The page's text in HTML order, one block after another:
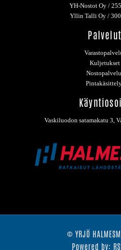
YH-Nostot Oy /
Yllin Talli Oy /
Palvelut
Kuljetukset
Vaskiluodon satamakatu 3,
© YRJÖ
Powered by: